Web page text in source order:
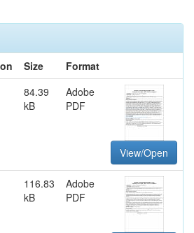
Size
Format
84.39
kB
Adobe
PDF
View/Open
116.83
kB
Adobe
PDF